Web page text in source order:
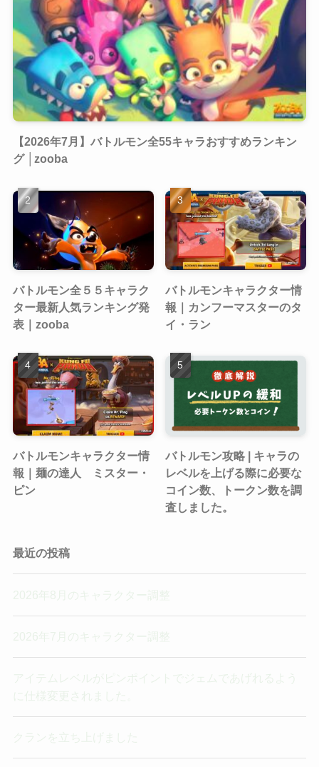
【2026年7月】バトルモン全55キャラおすすめランキン
グ │zooba
バトルモン全５５キャラク
ター最新人気ランキング発
表｜zooba
バトルモンキャラクター情
報｜カンフーマスターのタ
イ・ラン
バトルモンキャラクター情
報｜麺の達人 ミスター・
ピン
バトルモン攻略 | キャラの
レベルを上げる際に必要な
コイン数、トークン数を調
査しました。
最近の投稿